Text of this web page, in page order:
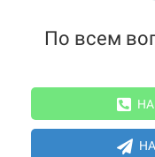
По всем